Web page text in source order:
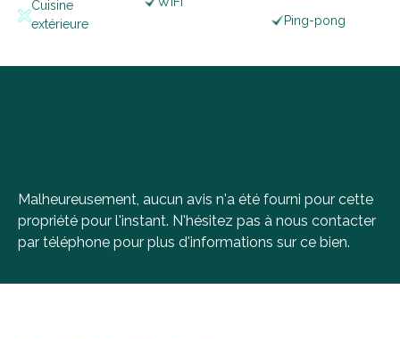
Cuisine
extérieure
Ping-pong
Malheureusement, aucun avis n'a été fourni pour cette
propriété pour l'instant. N'hésitez pas à nous contacter
par téléphone pour plus d'informations sur ce bien.